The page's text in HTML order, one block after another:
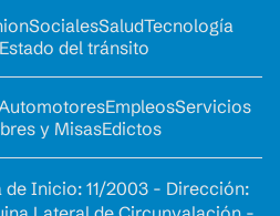
SocialesSaludTecnología
Estado del tránsito
EmpleosServicios
y MisasEdictos
de Inicio: 11/2003 - Dirección: